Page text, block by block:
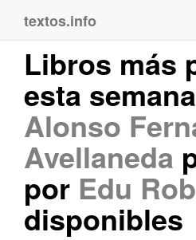
textos.info
Libros más
esta
Alonso
Avellaneda
por Edu
disponibles